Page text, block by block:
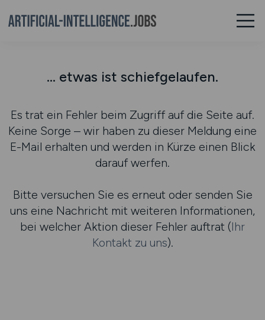
... etwas ist schiefgelaufen.
Es trat ein Fehler beim Zugriff auf die Seite auf.
Keine Sorge – wir haben zu dieser Meldung eine
E-Mail erhalten und werden in Kürze einen Blick
darauf werfen.
Bitte versuchen Sie es erneut oder senden Sie
uns eine Nachricht mit weiteren Informationen,
bei welcher Aktion dieser Fehler auftrat (Ihr
Kontakt zu uns).